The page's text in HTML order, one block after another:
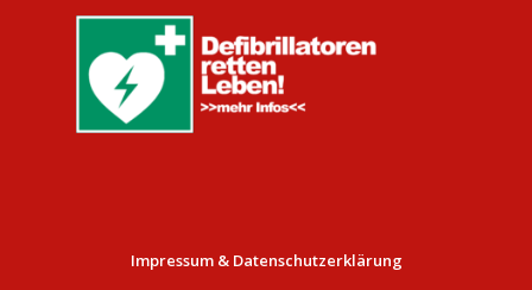
Impressum & Datenschutzerklärung